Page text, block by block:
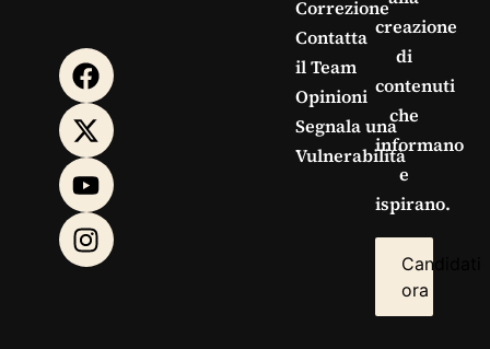
Correzione
Contatta
il Team
Opinioni
Segnala una
Vulnerabilità
creazione
di
contenuti
che
informano
e
ispirano.
Candidati
ora